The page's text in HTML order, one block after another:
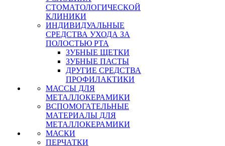
СТОМАТОЛОГИЧЕСКОЙ
КЛИНИКИ
ИНДИВИДУАЛЬНЫЕ
СРЕДСТВА УХОДА ЗА
ПОЛОСТЬЮ РТА
ЗУБНЫЕ ЩЕТКИ
ЗУБНЫЕ ПАСТЫ
ДРУГИЕ СРЕДСТВА
ПРОФИЛАКТИКИ
МАССЫ ДЛЯ
МЕТАЛЛОКЕРАМИКИ
ВСПОМОГАТЕЛЬНЫЕ
МАТЕРИАЛЫ ДЛЯ
МЕТАЛЛОКЕРАМИКИ
МАСКИ
ПЕРЧАТКИ